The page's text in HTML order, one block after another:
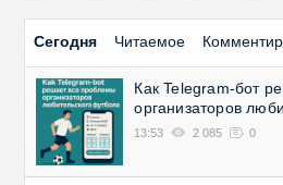
Сегодня Читаемое
Как Telegram-бот
организаторов
13:53 2 085 0